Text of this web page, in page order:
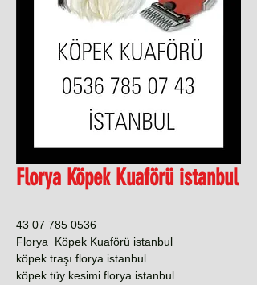
Florya Köpek Kuaförü istanbul
0536 785 07 43
Florya Köpek Kuaförü istanbul
köpek traşı florya istanbul
köpek tüy kesimi florya istanbul